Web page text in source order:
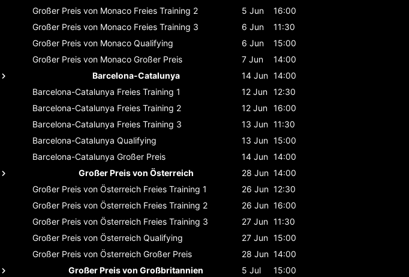
Großer Preis von Monaco Freies Training 2 5 Jun
16:00
Großer Preis von Monaco Freies Training 3 6 Jun
11:30
Großer Preis von Monaco Qualifying 6 Jun
15:00
Großer Preis von Monaco Großer Preis 7 Jun
14:00
Barcelona-Catalunya
14 Jun 14:00
Barcelona-Catalunya Freies Training 1 12 Jun 12:30
Barcelona-Catalunya Freies Training 2 12 Jun 16:00
Barcelona-Catalunya Freies Training 3 13 Jun 11:30
Barcelona-Catalunya Qualifying 13 Jun 15:00
Barcelona-Catalunya Großer Preis 14 Jun 14:00
Großer Preis von Österreich
28 Jun 14:00
Großer Preis von Österreich Freies Training 1 26 Jun 12:30
Großer Preis von Österreich Freies Training 2 26 Jun 16:00
Großer Preis von Österreich Freies Training 3 27 Jun 11:30
Großer Preis von Österreich Qualifying 27 Jun 15:00
Großer Preis von Österreich Großer Preis 28 Jun 14:00
Großer Preis von Großbritannien
5 Jul
15:00